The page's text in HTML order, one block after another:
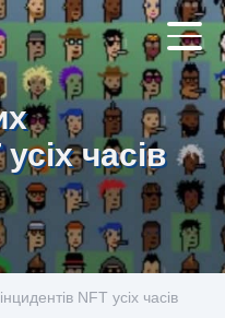
часів
NFT усіх часів